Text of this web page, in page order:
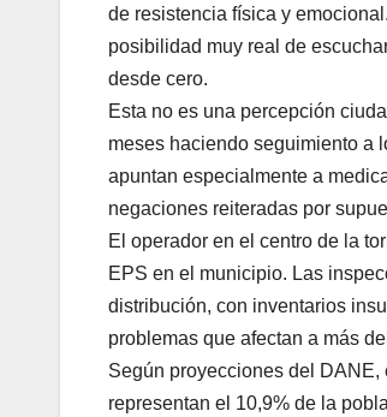
de resistencia física y
posibilidad muy real de
desde cero.
Esta no es una percepción
meses haciendo seguimiento a
apuntan especialmente a
negaciones reiteradas por
El operador en el centro de la
EPS en el municipio. Las
distribución, con inventarios
problemas que afectan a más
Según proyecciones del
representan el 10,9% de la